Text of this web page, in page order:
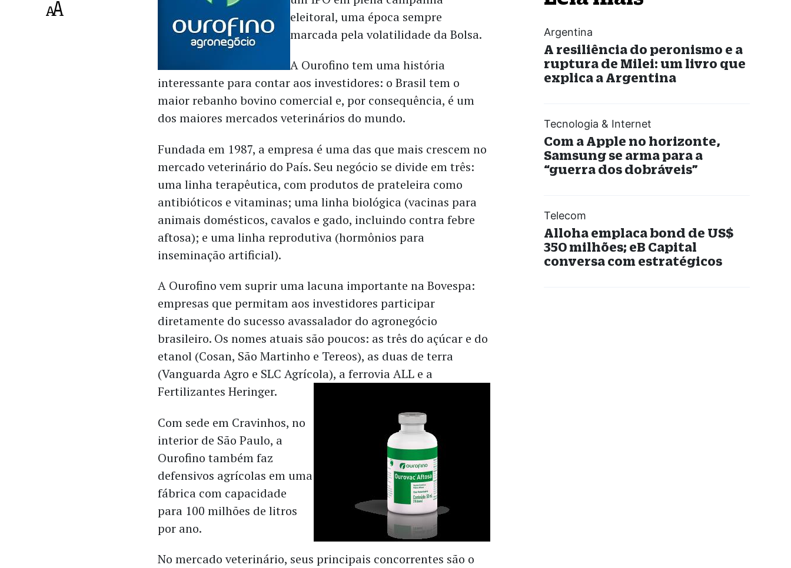
eleitoral, uma época sempre
marcada pela volatilidade da Bolsa.
A Ourofino tem uma história
interessante para contar aos investidores: o Brasil tem o
maior rebanho bovino comercial e, por consequência, é um
dos maiores mercados veterinários do mundo.
Fundada em 1987, a empresa é uma das que mais crescem no
mercado veterinário do País. Seu negócio se divide em três:
uma linha terapêutica, com produtos de prateleira como
antibióticos e vitaminas; uma linha biológica (vacinas para
animais domésticos, cavalos e gado, incluindo contra febre
aftosa); e uma linha reprodutiva (hormônios para
inseminação artificial).
A Ourofino vem suprir uma lacuna importante na Bovespa:
empresas que permitam aos investidores participar
diretamente do sucesso avassalador do agronegócio
brasileiro. Os nomes atuais são poucos: as três do açúcar e do
etanol (Cosan, São Martinho e Tereos), as duas de terra
(Vanguarda Agro e SLC Agrícola), a ferrovia ALL e a
Fertilizantes Heringer.
Com sede em Cravinhos, no
interior de São Paulo, a
Ourofino também faz
defensivos agrícolas em uma
fábrica com capacidade
para 100 milhões de litros
por ano.
No mercado veterinário, seus principais concorrentes são o
Argentina
A resiliência do peronismo e a
ruptura de Milei: um livro que
explica a Argentina
Tecnologia & Internet
Com a Apple no horizonte,
Samsung se arma para a
“guerra dos dobráveis”
Telecom
Alloha emplaca bond de US$
350 milhões; eB Capital
conversa com estratégicos